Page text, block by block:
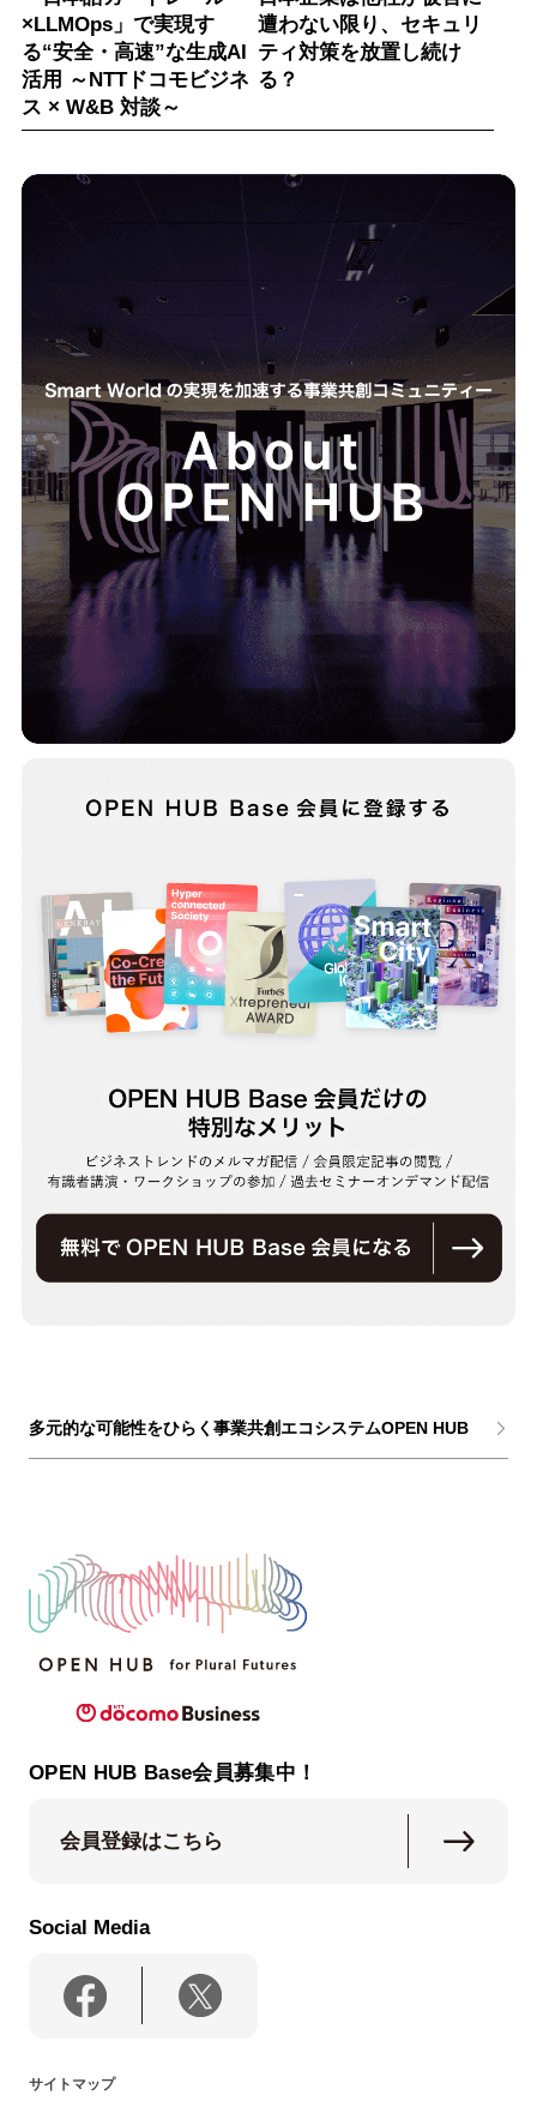
×LLMOps」で実現す
る“安全・高速”な生成AI
活用 ～NTTドコモビジネ
ス × W&B 対談～
遭わない限り、セキュリ
ティ対策を放置し続け
る？
多元的な可能性をひらく事業共創エコシステムOPEN HUB
OPEN HUB Base会員募集中！
会員登録はこちら
Social Media
サイトマップ